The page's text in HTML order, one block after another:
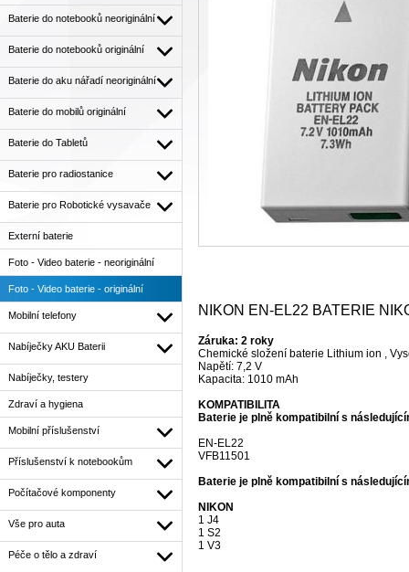
Baterie do notebooků neoriginální
Baterie do notebooků originální
Baterie do aku nářadí neoriginální
Baterie do mobilů originální
Baterie do Tabletů
Baterie pro radiostanice
Baterie pro Robotické vysavače
Externí baterie
Foto - Video baterie - neoriginální
Foto - Video baterie - originální
Mobilní telefony
Nabíječky AKU Baterii
Nabíječky, testery
Zdraví a hygiena
Mobilní příslušenství
Příslušenství k notebookům
Počítačové komponenty
Vše pro auta
Péče o tělo a zdraví
NIKON EN-EL22 BATERIE
Záruka: 2 roky
Chemické složení baterie Lithium ion ,
Napětí: 7,2 V
Kapacita: 1010 mAh
KOMPATIBILITA
Baterie je plně kompatibilní s
EN-EL22
VFB11501
Baterie je plně kompatibilní s
NIKON
1 J4
1 S2
1 V3